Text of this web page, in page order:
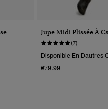
Jupe Midi Plissée À
(7)
Disponible En Dautres
€79.99